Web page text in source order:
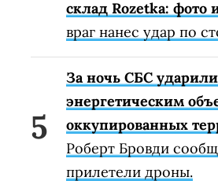
склад Rozetka: фото
враг нанес удар по
За ночь СБС
энергетическим
оккупированных
Роберт Бровди
прилетели дроны.